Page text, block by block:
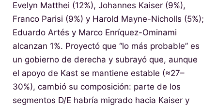
Evelyn Matthei (12%), Johannes Kaiser (9%),
Franco Parisi (9%) y Harold Mayne-Nicholls (5%);
Eduardo Artés y Marco Enríquez-Ominami
alcanzan 1%. Proyectó que “lo más probable” es
un gobierno de derecha y subrayó que, aunque
el apoyo de Kast se mantiene estable (≈27–
30%), cambió su composición: parte de los
segmentos D/E habría migrado hacia Kaiser y